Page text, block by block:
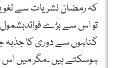
کہ رمضان نشریات سے
تو اس سے بڑے فوائدبشمول
گناہوں سے دوری کا
ہوسکتے ہیں ۔مگر میں